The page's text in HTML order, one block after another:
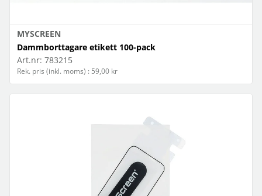
MYSCREEN
Dammborttagare etikett 100-pack
Art.nr: 783215
Rek. pris (inkl. moms) : 59,00 kr